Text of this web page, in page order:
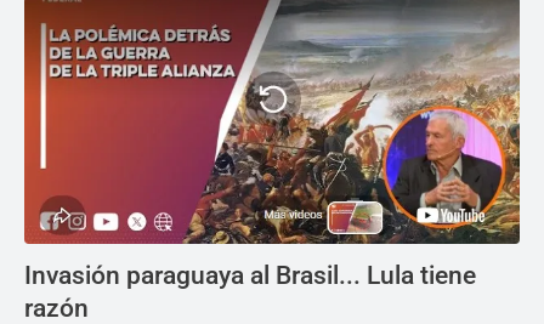
Invasión paraguaya al Brasil... Lula tiene
razón